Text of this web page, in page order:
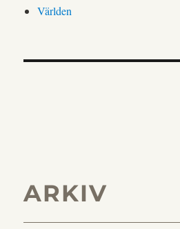
Världen
ARKIV